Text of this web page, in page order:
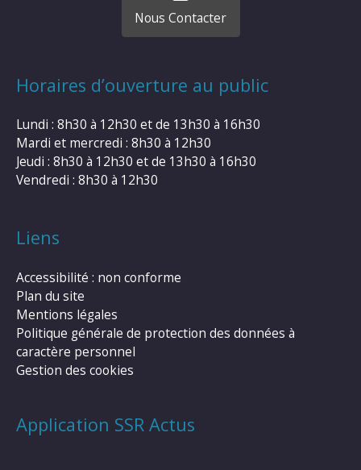
Nous Contacter
Horaires d’ouverture au public
Lundi : 8h30 à 12h30 et de 13h30 à 16h30
Mardi et mercredi : 8h30 à 12h30
Jeudi : 8h30 à 12h30 et de 13h30 à 16h30
Vendredi : 8h30 à 12h30
Liens
Accessibilité : non conforme
Plan du site
Mentions légales
Politique générale de protection des données à
caractère personnel
Gestion des cookies
Application SSR Actus